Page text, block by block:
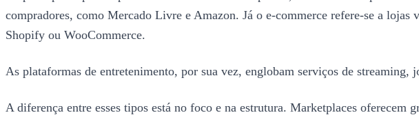
compradores, como Mercado Livre e Amazon. Já o e-commerce refere-se a
Shopify ou WooCommerce.
As plataformas de entretenimento, por sua vez, englobam serviços de
A diferença entre esses tipos está no foco e na estrutura. Marketplaces